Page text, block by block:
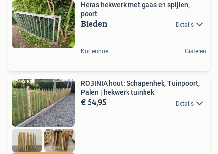
Heras hekwerk met gaas en spijlen,
poort
Bieden Details
Kortenhoef Gisteren
ROBINIA hout: Schapenhek, Tuinpoort,
Palen | hekwerk tuinhek
€ 54,95 Details